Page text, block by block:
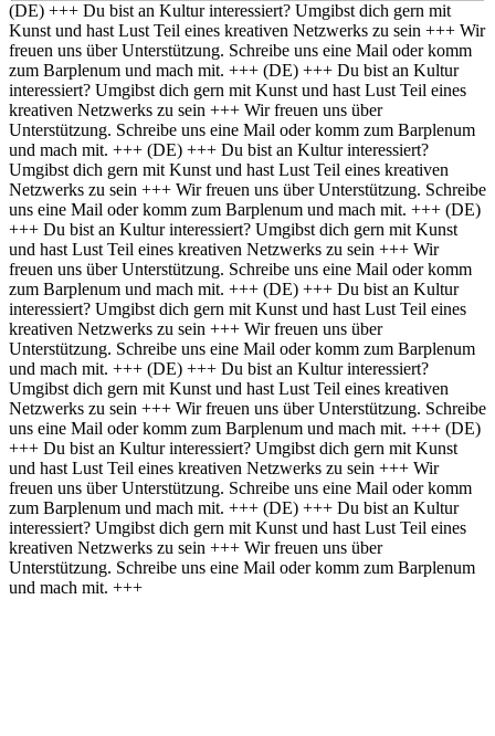
(DE) +++ Du bist an Kultur interessiert? Umgibst dich gern mit
Kunst und hast Lust Teil eines kreativen Netzwerks zu sein +++ Wir
freuen uns über Unterstützung. Schreibe uns eine Mail oder komm
zum Barplenum und mach mit. +++ (DE) +++ Du bist an Kultur
interessiert? Umgibst dich gern mit Kunst und hast Lust Teil eines
kreativen Netzwerks zu sein +++ Wir freuen uns über
Unterstützung. Schreibe uns eine Mail oder komm zum Barplenum
und mach mit. +++ (DE) +++ Du bist an Kultur interessiert?
Umgibst dich gern mit Kunst und hast Lust Teil eines kreativen
Netzwerks zu sein +++ Wir freuen uns über Unterstützung. Schreibe
uns eine Mail oder komm zum Barplenum und mach mit. +++ (DE)
+++ Du bist an Kultur interessiert? Umgibst dich gern mit Kunst
und hast Lust Teil eines kreativen Netzwerks zu sein +++ Wir
freuen uns über Unterstützung. Schreibe uns eine Mail oder komm
zum Barplenum und mach mit. +++ (DE) +++ Du bist an Kultur
interessiert? Umgibst dich gern mit Kunst und hast Lust Teil eines
kreativen Netzwerks zu sein +++ Wir freuen uns über
Unterstützung. Schreibe uns eine Mail oder komm zum Barplenum
und mach mit. +++ (DE) +++ Du bist an Kultur interessiert?
Umgibst dich gern mit Kunst und hast Lust Teil eines kreativen
Netzwerks zu sein +++ Wir freuen uns über Unterstützung. Schreibe
uns eine Mail oder komm zum Barplenum und mach mit. +++ (DE)
+++ Du bist an Kultur interessiert? Umgibst dich gern mit Kunst
und hast Lust Teil eines kreativen Netzwerks zu sein +++ Wir
freuen uns über Unterstützung. Schreibe uns eine Mail oder komm
zum Barplenum und mach mit. +++ (DE) +++ Du bist an Kultur
interessiert? Umgibst dich gern mit Kunst und hast Lust Teil eines
kreativen Netzwerks zu sein +++ Wir freuen uns über
Unterstützung. Schreibe uns eine Mail oder komm zum Barplenum
und mach mit. +++